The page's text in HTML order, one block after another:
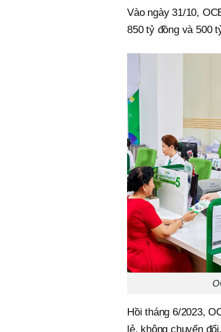
Vào ngày 31/10,
850 tỷ đồng và 500
Hồi tháng 6/2023,
lẻ, không chuyển